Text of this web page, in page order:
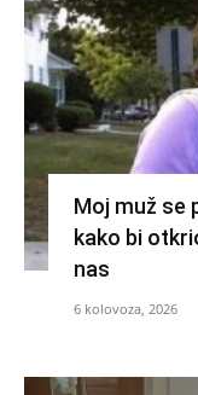
Moj muž se
kako bi
nas
6 kolovoza, 2026